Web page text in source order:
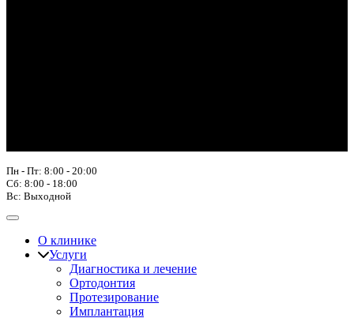
Пн - Пт: 8:00 - 20:00
Сб: 8:00 - 18:00
Вс: Выходной
О клинике
Услуги
Диагностика и лечение
Ортодонтия
Протезирование
Имплантация